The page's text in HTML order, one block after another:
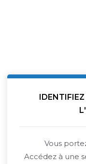
IDENTIFIEZ
Vous
Accédez à une